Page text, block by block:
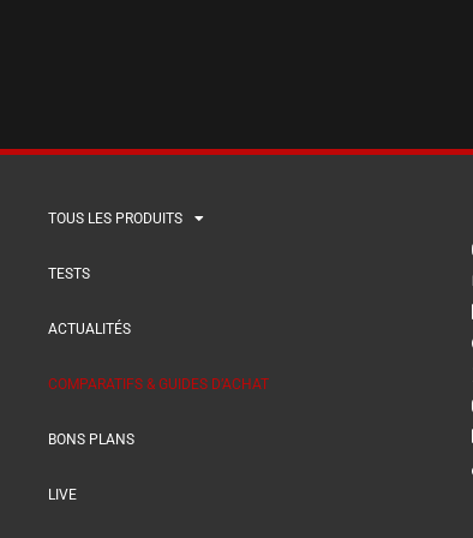
TOUS LES PRODUITS
TESTS
ACTUALITÉS
COMPARATIFS & GUIDES D’ACHAT
BONS PLANS
LIVE